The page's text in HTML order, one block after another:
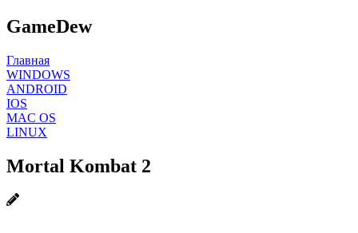
GameDew
Главная
WINDOWS
ANDROID
IOS
MAC OS
LINUX
Mortal Kombat 2